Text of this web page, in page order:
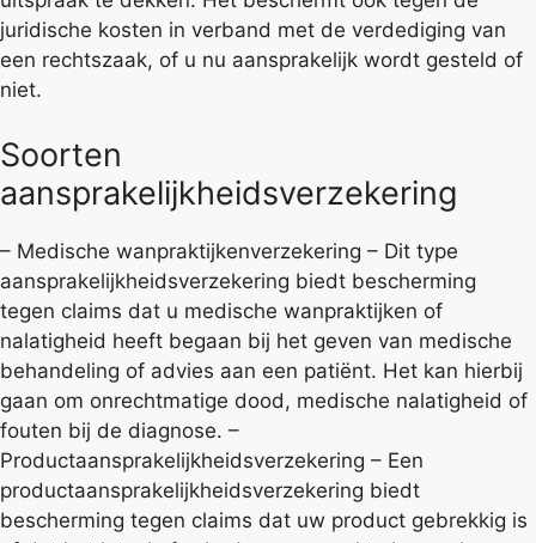
juridische kosten in verband met de verdediging van
een rechtszaak, of u nu aansprakelijk wordt gesteld of
niet.
Soorten
aansprakelijkheidsverzekering
– Medische wanpraktijkenverzekering – Dit type
aansprakelijkheidsverzekering biedt bescherming
tegen claims dat u medische wanpraktijken of
nalatigheid heeft begaan bij het geven van medische
behandeling of advies aan een patiënt. Het kan hierbij
gaan om onrechtmatige dood, medische nalatigheid of
fouten bij de diagnose. –
Productaansprakelijkheidsverzekering – Een
productaansprakelijkheidsverzekering biedt
bescherming tegen claims dat uw product gebrekkig is